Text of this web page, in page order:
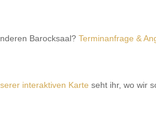
Barocksaal? Terminanfrage &
interaktiven Karte seht ihr, wo wir